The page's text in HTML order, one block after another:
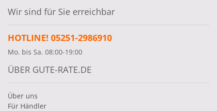
Wir sind für Sie erreichbar
HOTLINE! 05251-2986910
Mo. bis Sa. 08:00-19:00
ÜBER GUTE-RATE.DE
Über uns
Für Händler